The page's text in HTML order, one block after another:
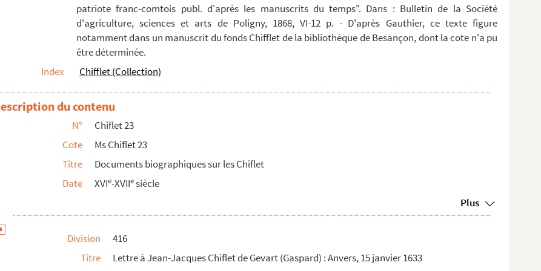
Madrid, 26 août 1628
22 avril 1620. Lettre à Jean-Jacques Chi...
ce volume
Chiflet avec les héritiers de la maison de Granvelle, ...
et Jules Chiflet à Bruxelles et à Madrid
comme mandataire de la municipalité souveraine de B...
moitié du XVIesiècle et la première du XVII
sur les incidents de l'existence du duc Ch...
les Estats généraux du comté de Bourgongne, recueil...
les Estats généraux du comté de Bourgongne... » (15...
patriote franc-comtois publ. d'après les manuscrits du temps". Dans : Bulletin de la Société
d'agriculture, sciences et arts de Poligny, 1868, VI-12 p. - D'après Gauthier, ce texte figure
notamment dans un manuscrit du fonds Chifflet de la bibliothèque de Besançon, dont la cote n'a pu
être déterminée.
Index
Chifflet (Collection)
du contenu
N°
Chiflet 23
Cote
Ms Chiflet 23
Titre
Documents biographiques sur les Chiflet
Date
XVIe-XVIIesiècle
Plus
Division
416
Titre
Lettre à Jean-Jacques Chiflet de Gevart (Gaspard) : Anvers, 15 janvier 1633